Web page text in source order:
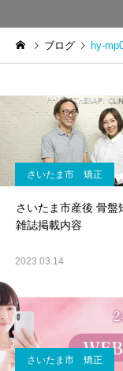
ブログ hy-
さいたま市 矯正
さいたま市産後 骨
雑誌掲載内容
2023.03.14
さいたま市 矯正